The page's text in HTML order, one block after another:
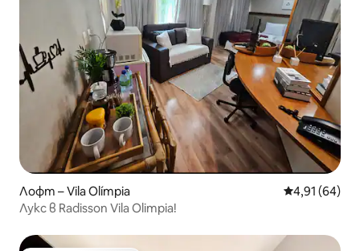
Лофт – Vila Olímpia Средна
4,91 (64)
Лукс в Radisson Vila Olimpia!